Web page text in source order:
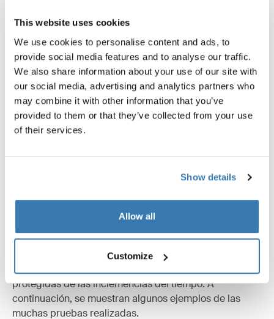
This website uses cookies
We use cookies to personalise content and ads, to
provide social media features and to analyse our traffic.
We also share information about your use of our site with
our social media, advertising and analytics partners who
may combine it with other information that you’ve
provided to them or that they’ve collected from your use
of their services.
Show details
Allow all
Customize
cubierta para lluvia para mochila
Toggle features
Todas las características
Probados al límite
productos se someten a pruebas extremas. Nuestras
bolsas están diseñadas para seguirte en todas tus
aventuras y mantener tus pertenencias organizadas y
protegidas de las inclemencias del tiempo. A
continuación, se muestran algunos ejemplos de las
muchas pruebas realizadas.